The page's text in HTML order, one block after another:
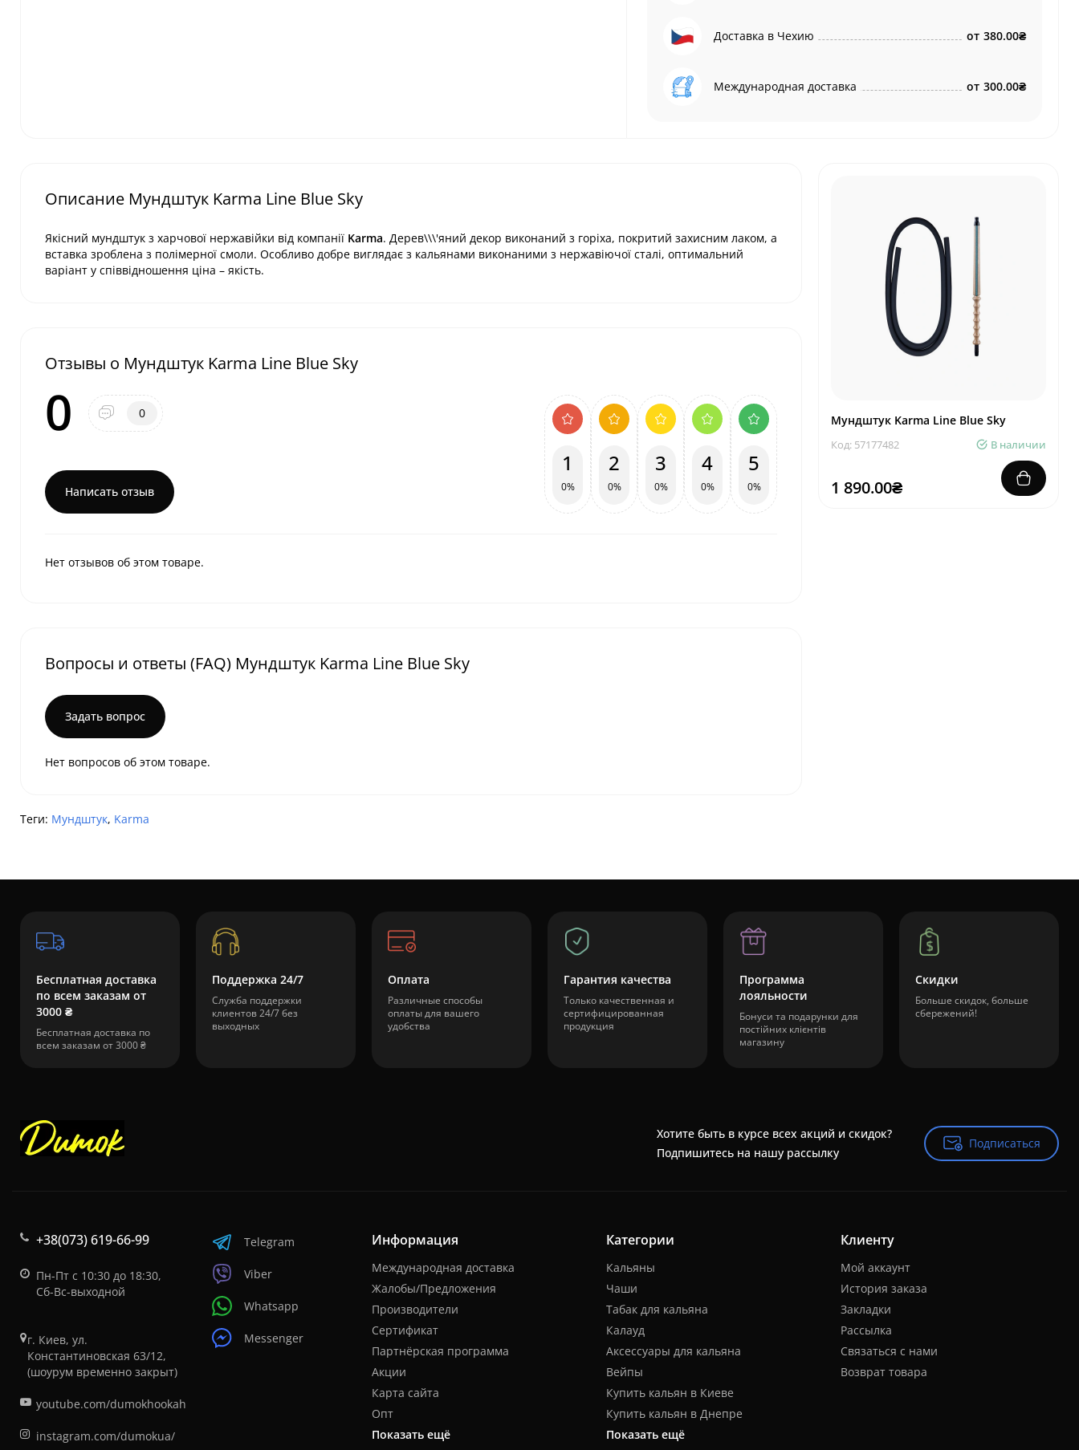
Доставка в Чехию от 380.00₴
Международная доставка от 300.00₴
Описание Мундштук Karma Line Blue Sky
Якісний мундштук з харчової нержавійки від компанії Karma. Дерев\\\'яний декор виконаний з горіха, покритий захисним лаком, а
вставка зроблена з полімерної смоли. Особливо добре виглядає з кальянами виконаними з нержавіючої сталі, оптимальний
варіант у співвідношення ціна – якість.
Отзывы о Мундштук Karma Line Blue Sky
0 0
Написать отзыв
1
0%
2
0%
3
0%
4
0%
5
0%
Нет отзывов об этом товаре.
Вопросы и ответы (FAQ) Мундштук Karma Line Blue Sky
Задать вопрос
Нет вопросов об этом товаре.
Мундштук Karma Line Blue Sky
Код: 57177482 В наличии
1 890.00₴
Теги: Мундштук, Karma
Бесплатная доставка
по всем заказам от
3000 ₴
Бесплатная доставка по
всем заказам от 3000 ₴
Поддержка 24/7
Служба поддержки
клиентов 24/7 без
выходных
Оплата
Различные способы
оплаты для вашего
удобства
Гарантия качества
Только качественная и
сертифицированная
продукция
Программа
лояльности
Бонуси та подарунки для
постійних клієнтів
магазину
Скидки
Больше скидок, больше
сбережений!
Хотите быть в курсе всех акций и скидок?
Подпишитесь на нашу рассылку
Подписаться
Подписаться
+38(073) 619-66-99
Пн-Пт с 10:30 до 18:30,
Сб-Вс-выходной
г. Киев, ул.
Константиновская 63/12,
(шоурум временно закрыт)
youtube.com/dumokhookah
instagram.com/dumokua/
Telegram
Viber
Whatsapp
Messenger
Информация
Международная доставка
Жалобы/Предложения
Производители
Сертификат
Партнёрская программа
Акции
Карта сайта
Опт
Показать ещё
Категории
Кальяны
Чаши
Табак для кальяна
Калауд
Аксессуары для кальяна
Вейпы
Купить кальян в Киеве
Купить кальян в Днепре
Показать ещё
Клиенту
Мой аккаунт
История заказа
Закладки
Рассылка
Связаться с нами
Возврат товара